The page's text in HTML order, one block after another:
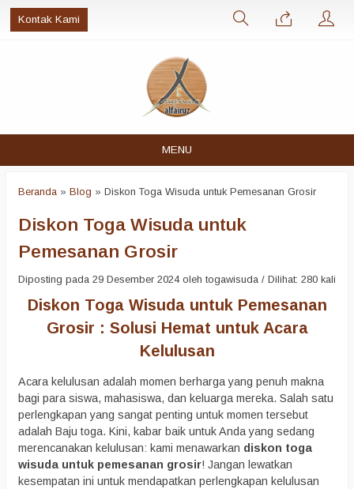
Kontak Kami
MENU
Beranda » Blog » Diskon Toga Wisuda untuk Pemesanan Grosir
Diskon Toga Wisuda untuk
Pemesanan Grosir
Diposting pada 29 Desember 2024 oleh togawisuda / Dilihat: 280 kali
Diskon Toga Wisuda untuk Pemesanan
Grosir : Solusi Hemat untuk Acara
Kelulusan
Acara kelulusan adalah momen berharga yang penuh makna
bagi para siswa, mahasiswa, dan keluarga mereka. Salah satu
perlengkapan yang sangat penting untuk momen tersebut
adalah Baju toga. Kini, kabar baik untuk Anda yang sedang
merencanakan kelulusan: kami menawarkan diskon toga
wisuda untuk pemesanan grosir! Jangan lewatkan
kesempatan ini untuk mendapatkan perlengkapan kelulusan